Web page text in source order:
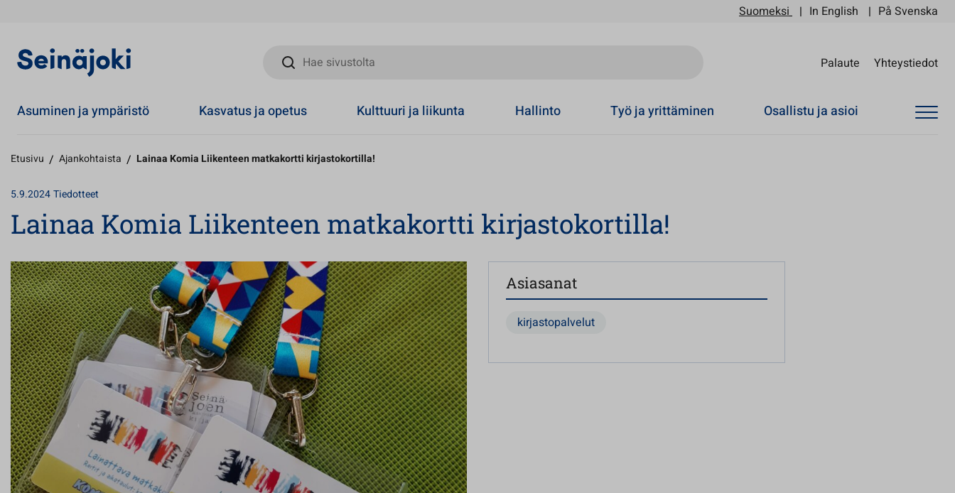
Suomeksi In English På Svenska
Hae sivustolta
Palaute Yhteystiedot
Asuminen ja ympäristö Kasvatus ja opetus Kulttuuri ja liikunta Hallinto Työ ja yrittäminen Osallistu ja asioi
Etusivu / Ajankohtaista / Lainaa Komia Liikenteen matkakortti kirjastokortilla!
5.9.2024Tiedotteet
Lainaa Komia Liikenteen matkakortti kirjastokortilla!
Asiasanat
kirjastopalvelut